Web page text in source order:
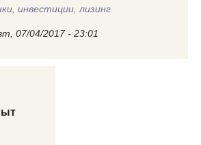
инвестиции, лизинг
07/04/2017 - 23:01